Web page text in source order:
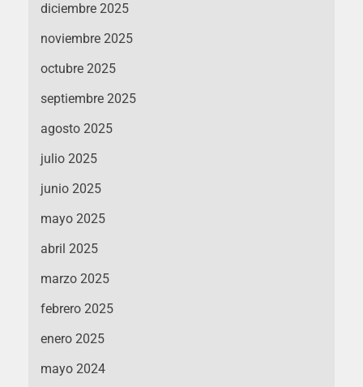
diciembre 2025
noviembre 2025
octubre 2025
septiembre 2025
agosto 2025
julio 2025
junio 2025
mayo 2025
abril 2025
marzo 2025
febrero 2025
enero 2025
mayo 2024